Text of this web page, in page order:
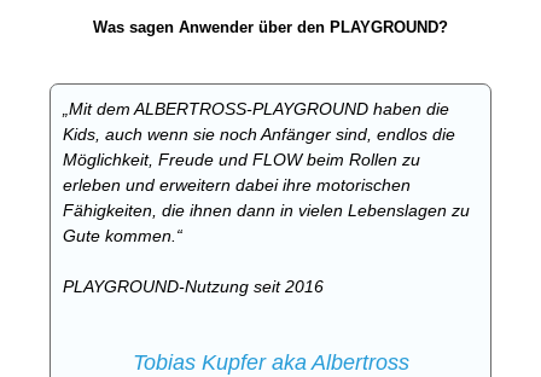
Was sagen Anwender über den PLAYGROUND?
„Mit dem ALBERTROSS-PLAYGROUND haben die
Kids, auch wenn sie noch Anfänger sind, endlos die
Möglichkeit, Freude und FLOW beim Rollen zu
erleben und erweitern dabei ihre motorischen
Fähigkeiten, die ihnen dann in vielen Lebenslagen zu
Gute kommen.“
PLAYGROUND-Nutzung seit 2016
Tobias Kupfer aka Albertross